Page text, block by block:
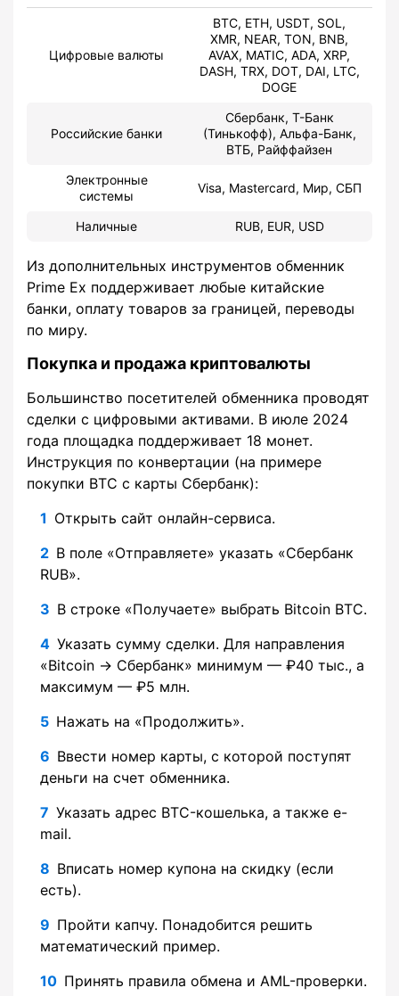
Цифровые валюты
BTC, ETH, USDT, SOL,
XMR, NEAR, TON, BNB,
AVAX, MATIC, ADA, XRP,
DASH, TRX, DOT, DAI, LTC,
DOGE
Российские банки
Сбербанк, Т-Банк
(Тинькофф), Альфа-Банк,
ВТБ, Райффайзен
Электронные
системы
Visa, Mastercard, Мир, СБП
Наличные RUB, EUR, USD
Из дополнительных инструментов обменник
Prime Ex поддерживает любые китайские
банки, оплату товаров за границей, переводы
по миру.
Покупка и продажа криптовалюты
Большинство посетителей обменника проводят
сделки с цифровыми активами. В июле 2024
года площадка поддерживает 18 монет.
Инструкция по конвертации (на примере
покупки BTC с карты Сбербанк):
Открыть сайт онлайн-сервиса.
В поле «Отправляете» указать «Сбербанк
RUB».
В строке «Получаете» выбрать Bitcoin BTC.
Указать сумму сделки. Для направления
«Bitcoin → Сбербанк» минимум — ₽40 тыс., а
максимум — ₽5 млн.
Нажать на «Продолжить».
Ввести номер карты, с которой поступят
деньги на счет обменника.
Указать адрес BTC-кошелька, а также e-
mail.
Вписать номер купона на скидку (если
есть).
Пройти капчу. Понадобится решить
математический пример.
Принять правила обмена и AML-проверки.